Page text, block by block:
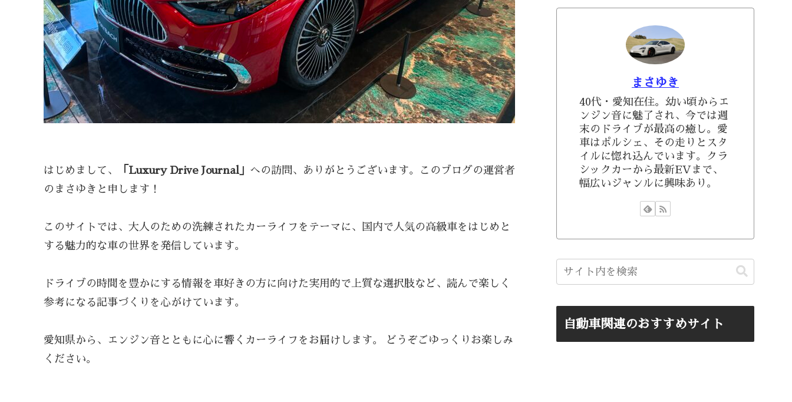
はじめまして、 「Luxury Drive Journal」 への訪問、ありがとうございます。このブログの運営者
のまさゆきと申します！
このサイトでは、大人のための洗練されたカーライフをテーマに、国内で人気の高級車をはじめと
する魅力的な車の世界を発信しています。
ドライブの時間を豊かにする情報を車好きの方に向けた実用的で上質な選択肢など、読んで楽しく
参考になる記事づくりを心がけています。
愛知県から、エンジン音とともに心に響くカーライフをお届けします。 どうぞごゆっくりお楽しみ
ください。
まさゆき
40代・愛知在住。幼い頃からエ
ンジン音に魅了され、今では週
末のドライブが最高の癒し。愛
車はポルシェ、その走りとスタ
イルに惚れ込んでいます。クラ
シックカーから最新EVまで、
幅広いジャンルに興味あり。
自動車関連のおすすめサイト